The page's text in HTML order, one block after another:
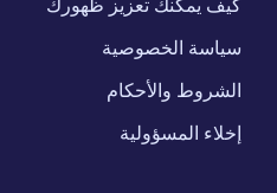
سياسة الخصوصية
الشروط والأحكام
إخلاء المسؤولية